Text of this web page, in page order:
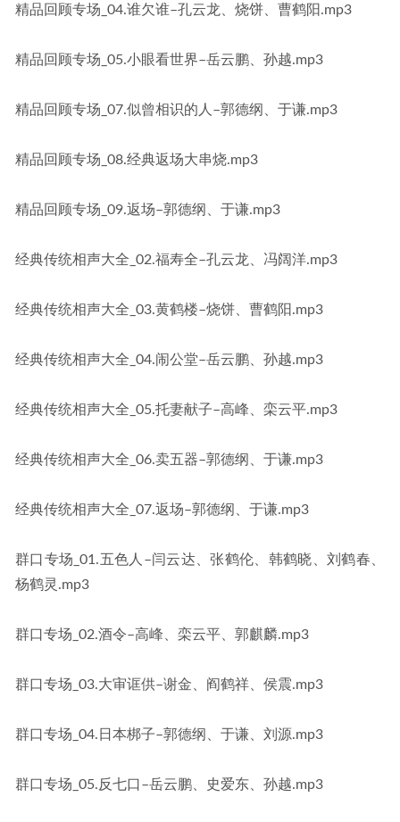
精品回顾专场_04.谁欠谁–孔云龙、烧饼、曹鹤阳.mp3
精品回顾专场_05.小眼看世界–岳云鹏、孙越.mp3
精品回顾专场_07.似曾相识的人–郭德纲、于谦.mp3
精品回顾专场_08.经典返场大串烧.mp3
精品回顾专场_09.返场–郭德纲、于谦.mp3
经典传统相声大全_02.福寿全–孔云龙、冯阔洋.mp3
经典传统相声大全_03.黄鹤楼–烧饼、曹鹤阳.mp3
经典传统相声大全_04.闹公堂–岳云鹏、孙越.mp3
经典传统相声大全_05.托妻献子–高峰、栾云平.mp3
经典传统相声大全_06.卖五器–郭德纲、于谦.mp3
经典传统相声大全_07.返场–郭德纲、于谦.mp3
群口专场_01.五色人–闫云达、张鹤伦、韩鹤晓、刘鹤春、
杨鹤灵.mp3
群口专场_02.酒令–高峰、栾云平、郭麒麟.mp3
群口专场_03.大审诓供–谢金、阎鹤祥、侯震.mp3
群口专场_04.日本梆子–郭德纲、于谦、刘源.mp3
群口专场_05.反七口–岳云鹏、史爱东、孙越.mp3